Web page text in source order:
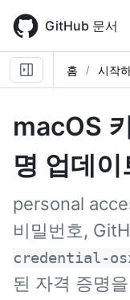
main
content
GitHub 문서
홈 시작
macOS
명 업데이
personal
비밀번호,
credential-
된 자격 증명